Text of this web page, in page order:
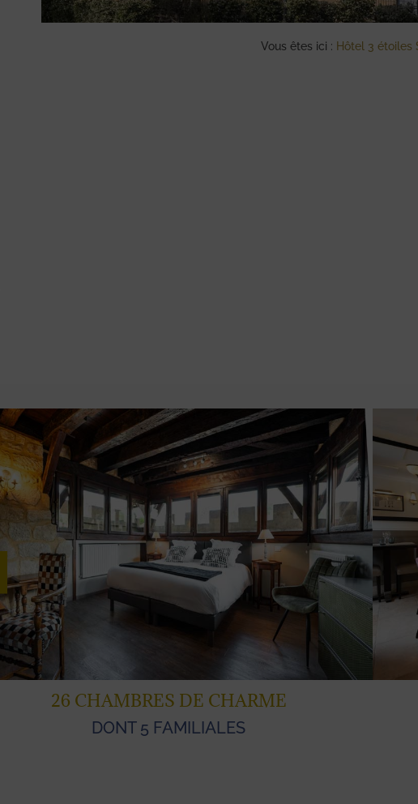
Vous êtes ici : Hôtel 3 étoiles
RESTAURANT DE
OUVERT TOUTE